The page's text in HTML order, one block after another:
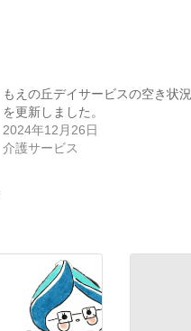
もえの丘デイサービスの空き状況
を更新しました。
2024年12月26日
介護サービス